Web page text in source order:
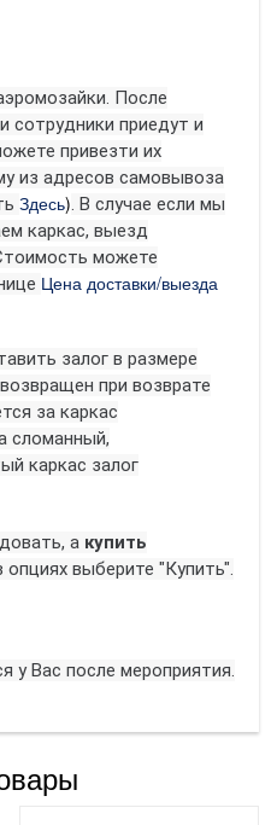
После
сотрудники приедут и
привезти их
из адресов самовывоза
Здесь). В случае если мы
каркас, выезд
можете
Цена доставки/выезда
залог в размере
при возврате
за каркас
сломанный,
каркас залог
а купить
опциях выберите "Купить".
у Вас после мероприятия.